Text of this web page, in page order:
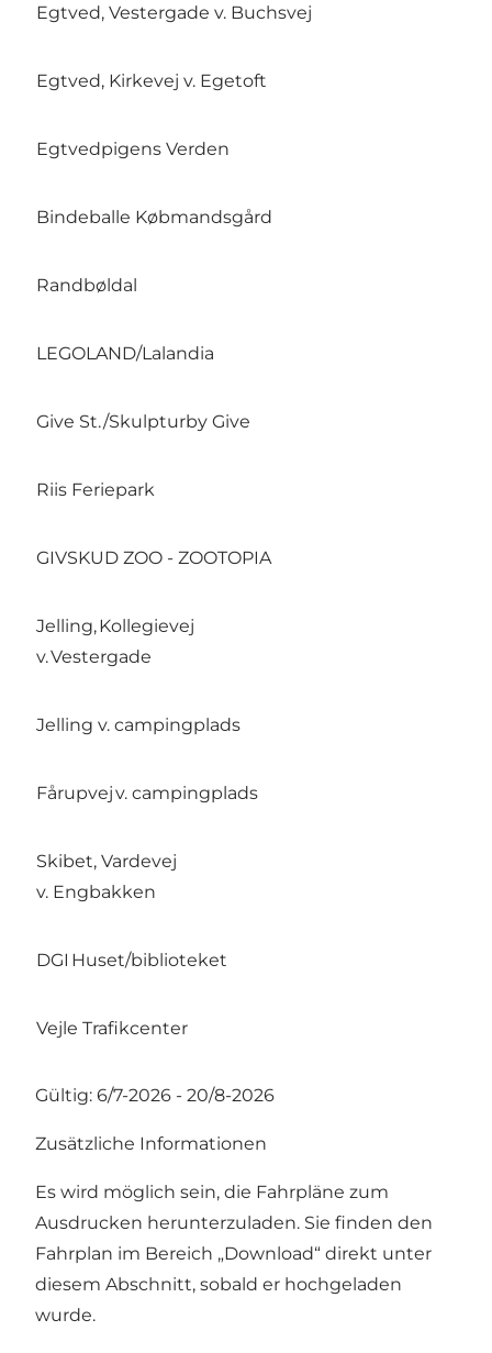
Egtved, Vestergade v. Buchsvej
Egtved, Kirkevej v. Egetoft
Egtvedpigens Verden
Bindeballe Købmandsgård
Randbøldal
LEGOLAND/Lalandia
Give St./Skulpturby Give
Riis Feriepark
GIVSKUD ZOO - ZOOTOPIA
Jelling, Kollegievej
v. Vestergade
Jelling v. campingplads
Fårupvej v. campingplads
Skibet, Vardevej
v. Engbakken
DGI Huset/biblioteket
Vejle Trafikcenter
Gültig: 6/7-2026 - 20/8-2026
Zusätzliche Informationen
Es wird möglich sein, die Fahrpläne zum
Ausdrucken herunterzuladen. Sie finden den
Fahrplan im Bereich „Download“ direkt unter
diesem Abschnitt, sobald er hochgeladen
wurde.